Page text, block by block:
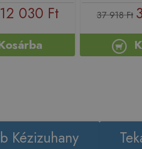
12 030 Ft 37 918 Ft
Kézizuhany